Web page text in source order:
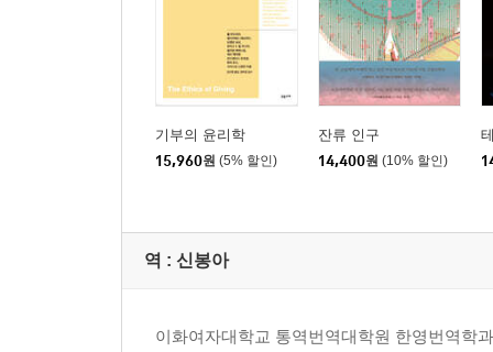
기부의 윤리학
15,960원 (5% 할인)
잔류 인구
14,400원 (10% 할인)
역 : 신봉아
이화여자대학교 통역번역대학원 한영번역학